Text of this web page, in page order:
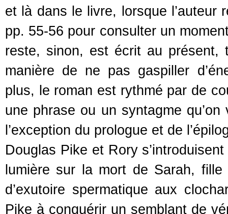
et là dans le livre, lorsque l’auteur
pp. 55-56 pour consulter un
reste, sinon, est écrit au présent,
manière de ne pas gaspiller
plus, le roman est rythmé par de
une phrase ou un syntagme
l’exception du prologue et de
Douglas Pike et Rory
lumière sur la mort de Sarah,
d’exutoire spermatique aux
Pike à conquérir un semblant de